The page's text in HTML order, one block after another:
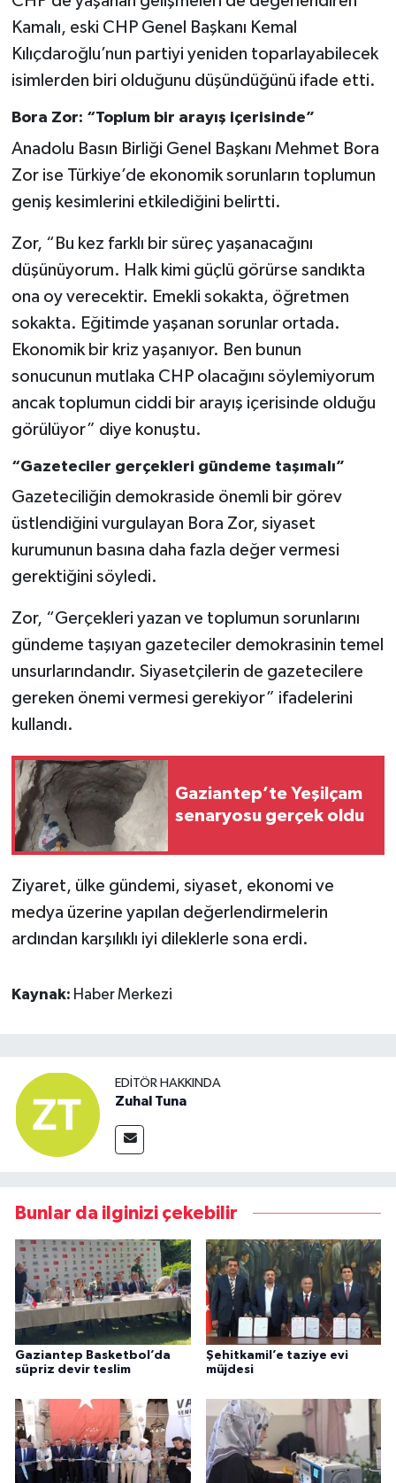
Kamalı, eski CHP Genel Başkanı Kemal
Kılıçdaroğlu’nun partiyi yeniden toparlayabilecek
isimlerden biri olduğunu düşündüğünü ifade etti.
Bora Zor: “Toplum bir arayış içerisinde”
Anadolu Basın Birliği Genel Başkanı Mehmet Bora
Zor ise Türkiye’de ekonomik sorunların toplumun
geniş kesimlerini etkilediğini belirtti.
Zor, “Bu kez farklı bir süreç yaşanacağını
düşünüyorum. Halk kimi güçlü görürse sandıkta
ona oy verecektir. Emekli sokakta, öğretmen
sokakta. Eğitimde yaşanan sorunlar ortada.
Ekonomik bir kriz yaşanıyor. Ben bunun
sonucunun mutlaka CHP olacağını söylemiyorum
ancak toplumun ciddi bir arayış içerisinde olduğu
görülüyor” diye konuştu.
“Gazeteciler gerçekleri gündeme taşımalı”
Gazeteciliğin demokraside önemli bir görev
üstlendiğini vurgulayan Bora Zor, siyaset
kurumunun basına daha fazla değer vermesi
gerektiğini söyledi.
Zor, “Gerçekleri yazan ve toplumun sorunlarını
gündeme taşıyan gazeteciler demokrasinin temel
unsurlarındandır. Siyasetçilerin de gazetecilere
gereken önemi vermesi gerekiyor” ifadelerini
kullandı.
Gaziantep’te Yeşilçam
senaryosu gerçek oldu
Ziyaret, ülke gündemi, siyaset, ekonomi ve
medya üzerine yapılan değerlendirmelerin
ardından karşılıklı iyi dileklerle sona erdi.
Kaynak: Haber Merkezi
EDITÖR HAKKINDA
Zuhal Tuna
Bunlar da ilginizi çekebilir
Gaziantep Basketbol’da
süpriz devir teslim
Şehitkamil’e taziye evi
müjdesi